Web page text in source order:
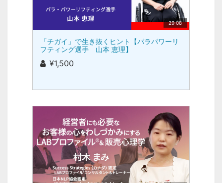
29:08
「チガイ」で生き抜くヒント【パラパワーリ
フティング選手 山本 恵理】
¥1,500